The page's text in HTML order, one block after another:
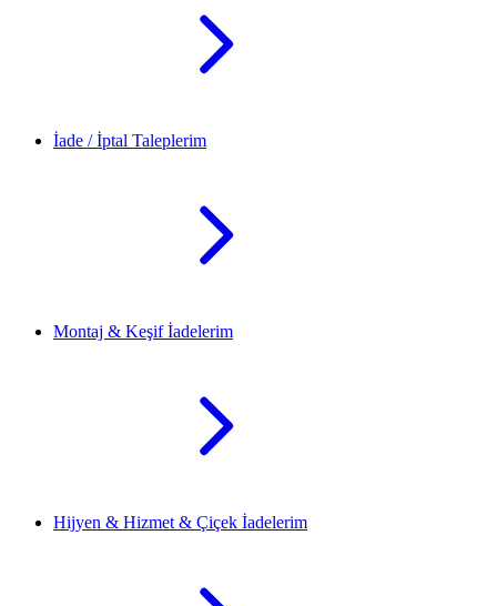
İade / İptal Taleplerim
Montaj & Keşif İadelerim
Hijyen & Hizmet & Çiçek İadelerim